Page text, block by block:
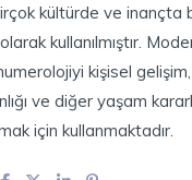
kültürde ve inançta
kullanılmıştır.
kişisel
ve diğer yaşam
için kullanmaktadır.